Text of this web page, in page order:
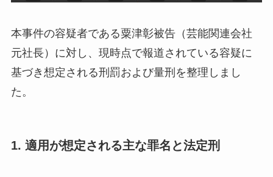
本事件の容疑者である粟津彰被告（芸能関連会社
元社長）に対し、現時点で報道されている容疑に
基づき想定される刑罰および量刑を整理しまし
た。
1. 適用が想定される主な罪名と法定刑